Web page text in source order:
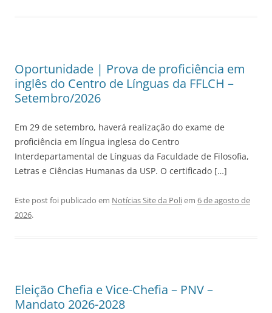
Oportunidade | Prova de proficiência em
inglês do Centro de Línguas da FFLCH –
Setembro/2026
Em 29 de setembro, haverá realização do exame de
proficiência em língua inglesa do Centro
Interdepartamental de Línguas da Faculdade de Filosofia,
Letras e Ciências Humanas da USP. O certificado […]
Este post foi publicado em Notícias Site da Poliem 6 de agosto de
2026.
Eleição Chefia e Vice-Chefia – PNV –
Mandato 2026-2028